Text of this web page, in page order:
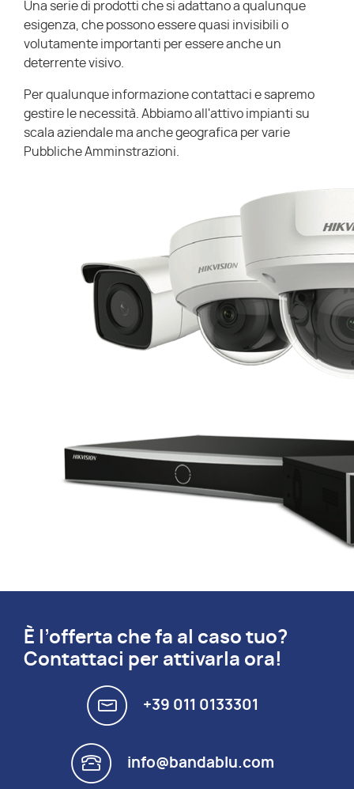
Una serie di prodotti che si adattano a qualunque
esigenza, che possono essere quasi invisibili o
volutamente importanti per essere anche un
deterrente visivo.
Per qualunque informazione contattaci e sapremo
gestire le necessità. Abbiamo all'attivo impianti su
scala aziendale ma anche geografica per varie
Pubbliche Amminstrazioni.
È l’offerta che fa al caso tuo?
Contattaci per attivarla ora!
+39 011 0133301
info@bandablu.com